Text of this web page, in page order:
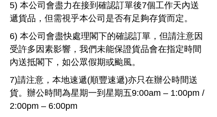
5) 本公司會盡力在接到確認訂單後7個工作天內送
遞貨品，但需視乎本公司是否有足夠存貨而定。
6) 本公司會盡快處理閣下的確認訂單，但請注意因
受許多因素影響，我們未能保證貨品會在指定時間
內送抵閣下，如公眾假期或颱風。
7)請注意，本地速遞(順豐速遞)亦只在辦公時間送
貨。辦公時間為星期一到星期五9:00am – 1:00pm /
2:00pm – 6:00pm